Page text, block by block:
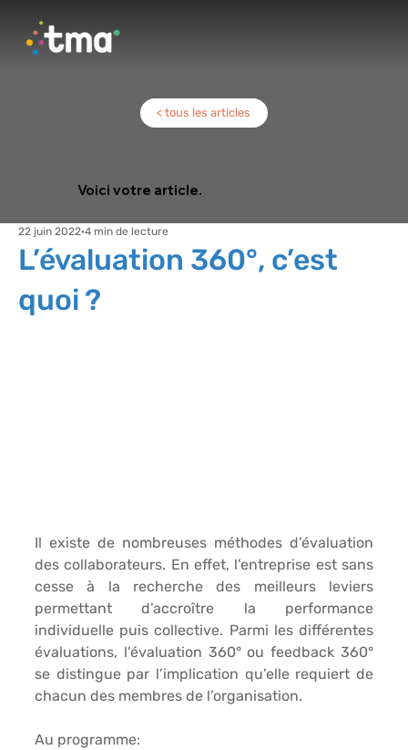
Voici votre article.
< tous les articles
L’évaluation 360°, c’est
quoi ?
22 juin 2022 4 min de lecture
Il existe de nombreuses méthodes d’évaluation
des collaborateurs. En effet, l’entreprise est sans
cesse à la recherche des meilleurs leviers
permettant d’accroître la performance
individuelle puis collective. Parmi les différentes
évaluations, l’évaluation 360° ou feedback 360°
se distingue par l’implication qu’elle requiert de
chacun des membres de l’organisation.
Au programme: